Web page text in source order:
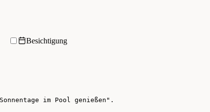
Besichtigung